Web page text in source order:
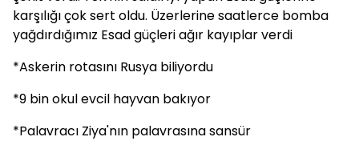
karşılığı çok sert oldu. Üzerlerine saatlerce bomba
yağdırdığımız Esad güçleri ağır kayıplar verdi
*Askerin rotasını Rusya biliyordu
*9 bin okul evcil hayvan bakıyor
*Palavracı Ziya'nın palavrasına sansür